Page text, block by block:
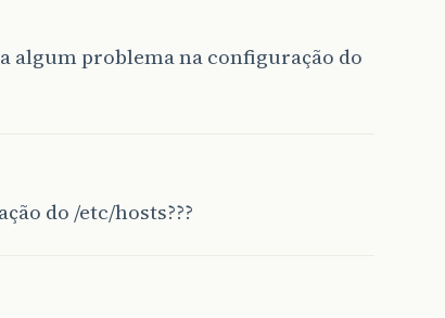
algum problema na configuração do
do /etc/hosts???